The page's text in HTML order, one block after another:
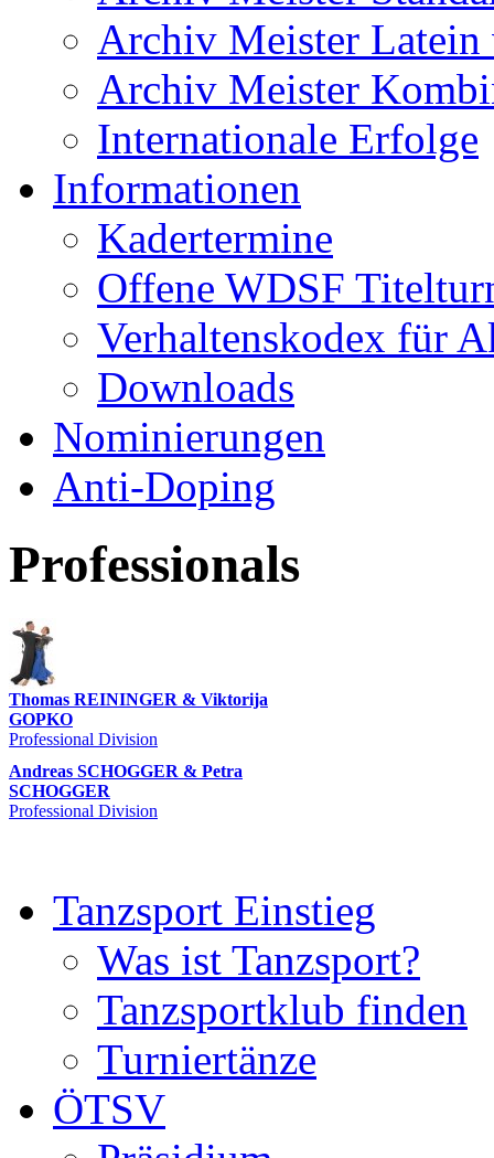
Archiv Meister Latein
Archiv Meister
Internationale Erfolge
Informationen
Kadertermine
Offene WDSF
Verhaltenskodex für
Downloads
Nominierungen
Anti-Doping
Professionals
Thomas REININGER & Viktorija
GOPKO
Professional Division
Andreas SCHOGGER & Petra
SCHOGGER
Professional Division
Tanzsport Einstieg
Was ist Tanzsport?
Tanzsportklub finden
Turniertänze
ÖTSV